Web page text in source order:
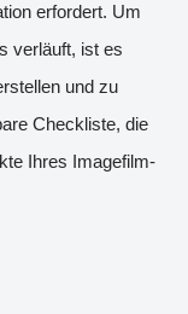
erfordert. Um
verläuft, ist es
und zu
Checkliste, die
Ihres Imagefilm-